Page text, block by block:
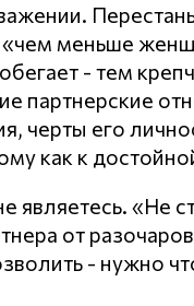
«чем меньше
- тем
партнерские
черты его
как к
являетесь. «Не
от
- нужно